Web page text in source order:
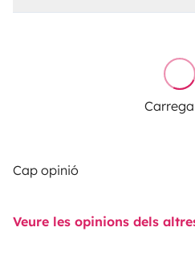
Cap opinió
Veure les opinions dels